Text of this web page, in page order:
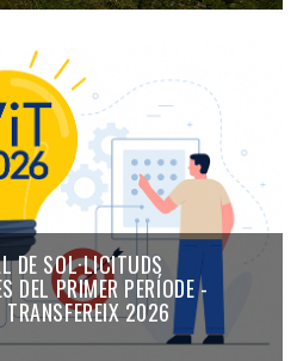
DE SOL·LICITUDS
DEL PRIMER PERÍODE -
2026